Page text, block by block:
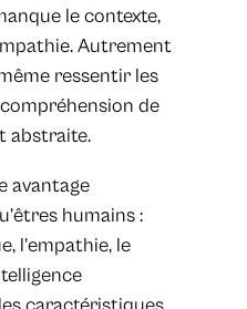
le contexte,
Autrement
ressentir les
de
abstraite.
avantage
humains :
l’empathie, le